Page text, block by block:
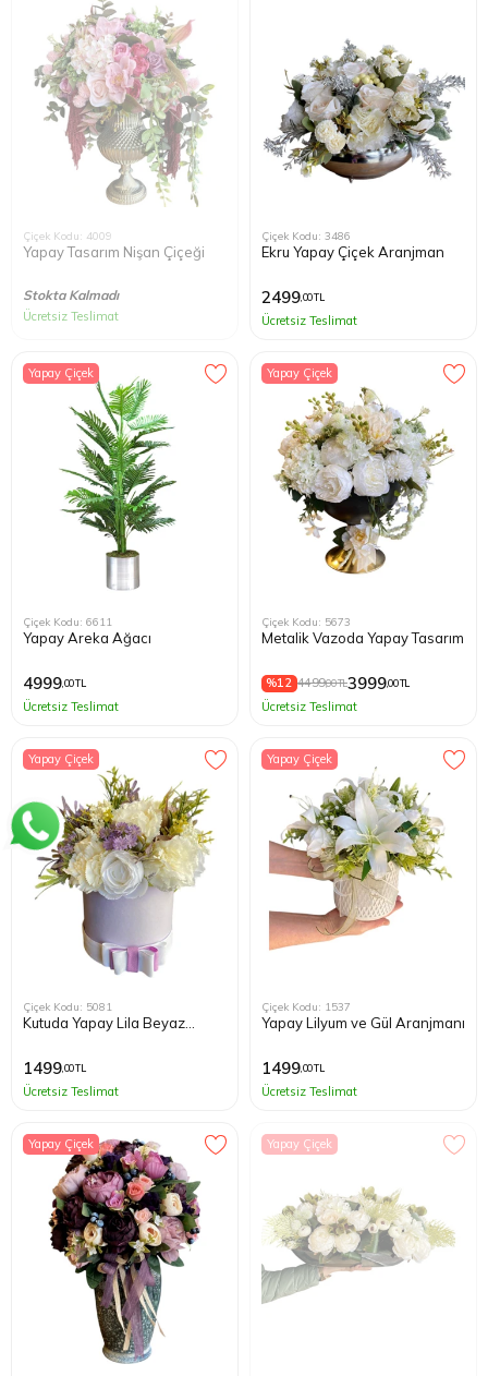
Çiçek Kodu: 4009
Yapay Tasarım Nişan Çiçeği
Stokta Kalmadı
Ücretsiz Teslimat
Çiçek Kodu: 3486
Ekru Yapay Çiçek Aranjman
2499,00 TL
Ücretsiz Teslimat
Yapay Çiçek
Çiçek Kodu: 6611
Yapay Areka Ağacı
4999,00 TL
Ücretsiz Teslimat
Yapay Çiçek
Çiçek Kodu: 5673
Metalik Vazoda Yapay Tasarım
%12 4499,00 TL3999,00 TL
Ücretsiz Teslimat
Yapay Çiçek
Çiçek Kodu: 5081
Kutuda Yapay Lila Beyaz
1499,00 TL
Ücretsiz Teslimat
Yapay Çiçek
Çiçek Kodu: 1537
Yapay Lilyum ve Gül Aranjmanı
1499,00 TL
Ücretsiz Teslimat
Yapay Çiçek Yapay Çiçek